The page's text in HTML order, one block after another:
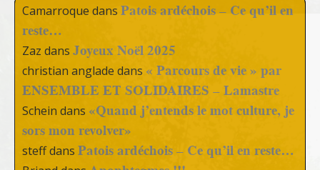
Camarroque dans Patois ardéchois – Ce qu’il en
reste…
Zaz dans Joyeux Noël 2025
christian anglade dans « Parcours de vie » par
ENSEMBLE ET SOLIDAIRES – Lamastre
Schein dans «Quand j’entends le mot culture, je
sors mon revolver»
steffdans Patois ardéchois – Ce qu’il en reste…